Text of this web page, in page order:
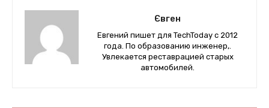
Євген
Евгений пишет для TechToday с 2012
года. По образованию инженер,.
Увлекается реставрацией старых
автомобилей.